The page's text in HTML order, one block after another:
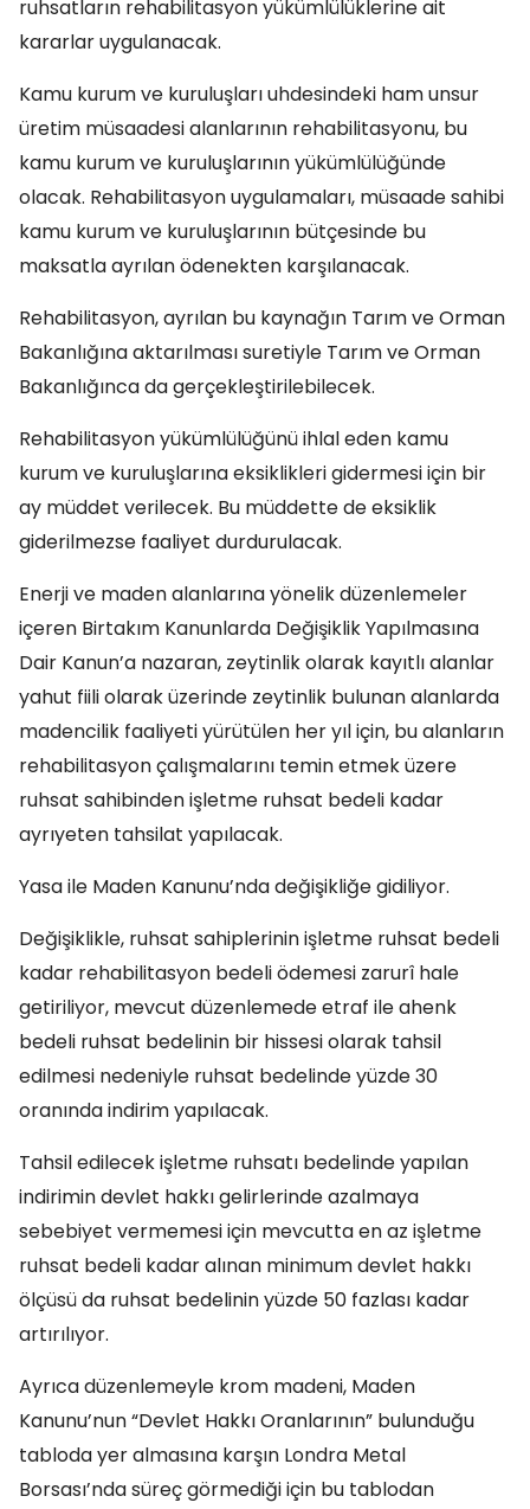
ruhsatların rehabilitasyon yükümlülüklerine ait
kararlar uygulanacak.
Kamu kurum ve kuruluşları uhdesindeki ham unsur
üretim müsaadesi alanlarının rehabilitasyonu, bu
kamu kurum ve kuruluşlarının yükümlülüğünde
olacak. Rehabilitasyon uygulamaları, müsaade sahibi
kamu kurum ve kuruluşlarının bütçesinde bu
maksatla ayrılan ödenekten karşılanacak.
Rehabilitasyon, ayrılan bu kaynağın Tarım ve Orman
Bakanlığına aktarılması suretiyle Tarım ve Orman
Bakanlığınca da gerçekleştirilebilecek.
Rehabilitasyon yükümlülüğünü ihlal eden kamu
kurum ve kuruluşlarına eksiklikleri gidermesi için bir
ay müddet verilecek. Bu müddette de eksiklik
giderilmezse faaliyet durdurulacak.
Enerji ve maden alanlarına yönelik düzenlemeler
içeren Birtakım Kanunlarda Değişiklik Yapılmasına
Dair Kanun’a nazaran, zeytinlik olarak kayıtlı alanlar
yahut fiili olarak üzerinde zeytinlik bulunan alanlarda
madencilik faaliyeti yürütülen her yıl için, bu alanların
rehabilitasyon çalışmalarını temin etmek üzere
ruhsat sahibinden işletme ruhsat bedeli kadar
ayrıyeten tahsilat yapılacak.
Yasa ile Maden Kanunu’nda değişikliğe gidiliyor.
Değişiklikle, ruhsat sahiplerinin işletme ruhsat bedeli
kadar rehabilitasyon bedeli ödemesi zarurî hale
getiriliyor, mevcut düzenlemede etraf ile ahenk
bedeli ruhsat bedelinin bir hissesi olarak tahsil
edilmesi nedeniyle ruhsat bedelinde yüzde 30
oranında indirim yapılacak.
Tahsil edilecek işletme ruhsatı bedelinde yapılan
indirimin devlet hakkı gelirlerinde azalmaya
sebebiyet vermemesi için mevcutta en az işletme
ruhsat bedeli kadar alınan minimum devlet hakkı
ölçüsü da ruhsat bedelinin yüzde 50 fazlası kadar
artırılıyor.
Ayrıca düzenlemeyle krom madeni, Maden
Kanunu’nun “Devlet Hakkı Oranlarının” bulunduğu
tabloda yer almasına karşın Londra Metal
Borsası’nda süreç görmediği için bu tablodan